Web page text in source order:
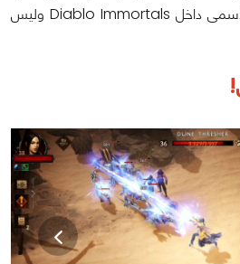
الأصلية، كما أنها الهدف الأسمى داخل Diablo Immortals وليس